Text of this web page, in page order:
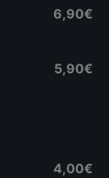
6,90€
5,90€
4,00€